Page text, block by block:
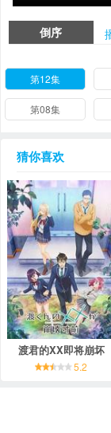
倒序
第12集
第08集
猜你喜欢
渡君的XX即将崩坏
5.2